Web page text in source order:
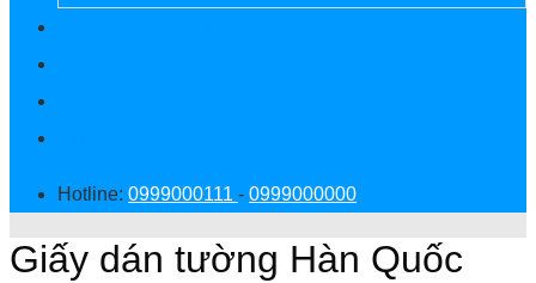
Hotline: 0999000111 - 0999000000
Giấy dán tường Hàn Quốc